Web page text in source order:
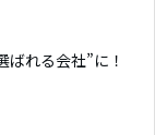
れる会社”に！